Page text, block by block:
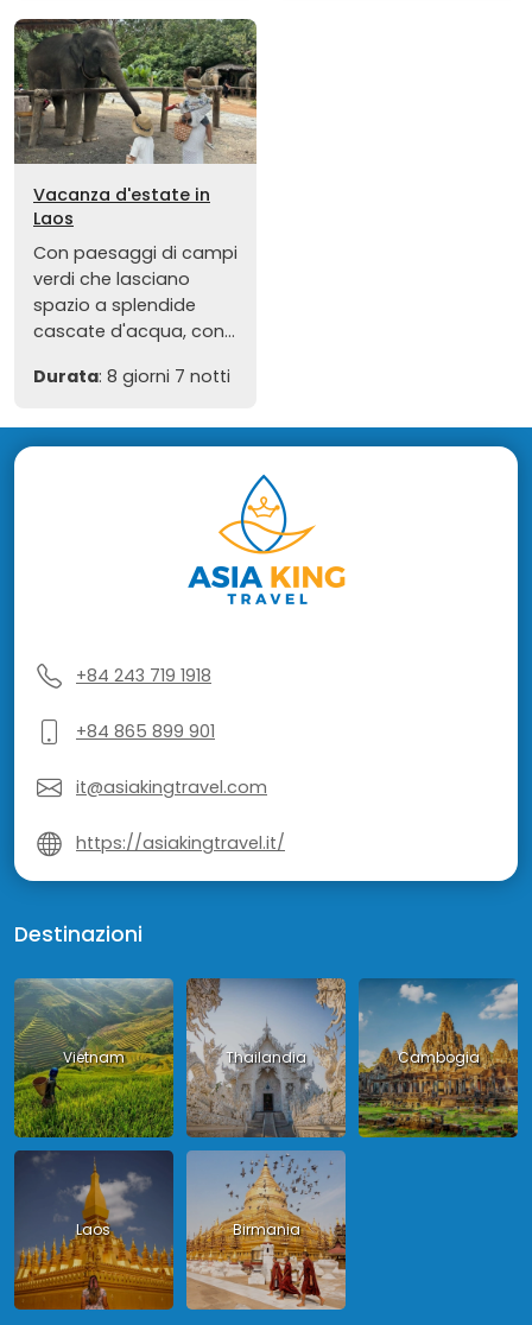
Vacanza d'estate in
Laos
Con paesaggi di campi
verdi che lasciano
spazio a splendide
cascate d'acqua, con...
Durata: 8 giorni 7 notti
+84 243 719 1918
+84 865 899 901
it@asiakingtravel.com
https://asiakingtravel.it/
Destinazioni
Vietnam Thailandia Cambogia
Laos Birmania